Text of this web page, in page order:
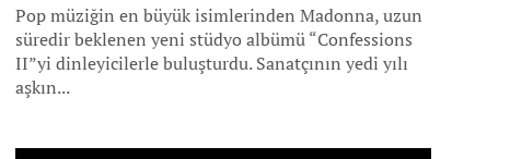
Pop müziğin en büyük isimlerinden Madonna, uzun
süredir beklenen yeni stüdyo albümü “Confessions
II”yi dinleyicilerle buluşturdu. Sanatçının yedi yılı
aşkın...